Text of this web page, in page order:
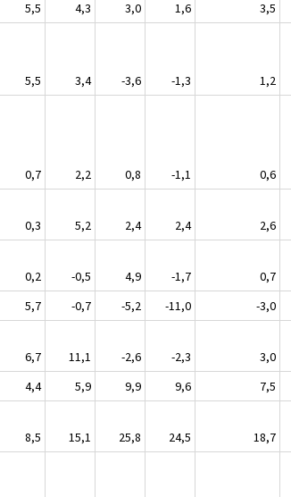
5,5 4,3 3,0 1,6 3,5
5,5 3,4 -3,6 -1,3 1,2
0,7 2,2 0,8 -1,1 0,6
0,3 5,2 2,4 2,4 2,6
0,2 -0,5 4,9 -1,7 0,7
5,7 -0,7 -5,2 -11,0 -3,0
6,7 11,1 -2,6 -2,3 3,0
4,4 5,9 9,9 9,6 7,5
8,5 15,1 25,8 24,5 18,7